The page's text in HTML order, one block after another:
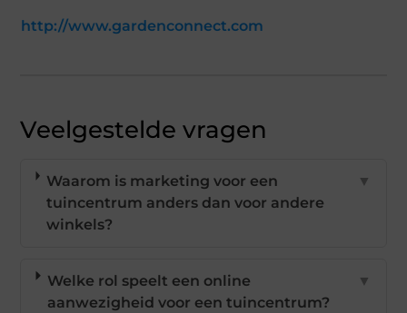
http://www.gardenconnect.com
Veelgestelde vragen
Waarom is marketing voor een
tuincentrum anders dan voor andere
winkels?
▼
Welke rol speelt een online
aanwezigheid voor een tuincentrum?
▼